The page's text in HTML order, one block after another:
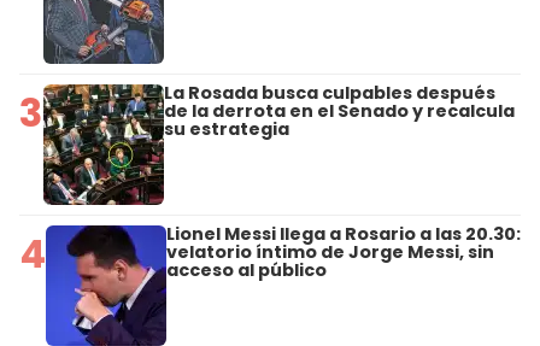
3 La Rosada busca culpables después
de la derrota en el Senado y recalcula
su estrategia
4 Lionel Messi llega a Rosario a las 20.30:
velatorio íntimo de Jorge Messi, sin
acceso al público